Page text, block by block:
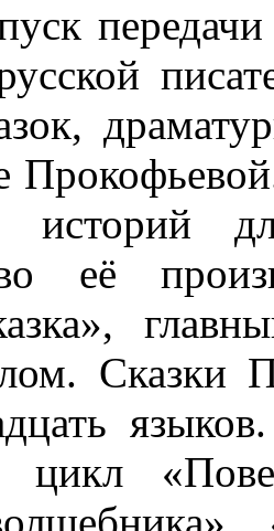
историй
её
Сказки
цикл